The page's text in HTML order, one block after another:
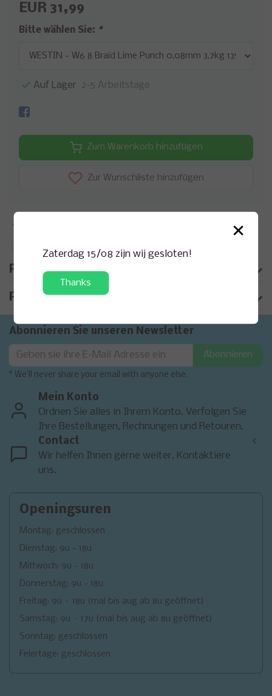
EUR 31,99
Bitte wählen Sie: *
Auf Lager 2-5 Arbeitstage
Zum Warenkorb hinzufügen
Zur Wunschliste hinzufügen
Anfrage zu diesem Produkt
Produktbeschreibung
Produktinformation
Abonnieren Sie unseren Newsletter
Abonnieren
* We'll never share your email with anyone else.
Mein Konto
Ordnen Sie alles in Ihrem Konto. Verfolgen Sie
Ihre Bestellungen, Rechnungen und Retouren.
Contact
Wir helfen Ihnen gerne weiter. Kontaktiere
uns.
<
Openingsuren
Montag: geschlossen
Dienstag: 9u - 18u
Mittwoch: 9u - 18u
Donnerstag: 9u - 18u
Freitag: 9u – 18u (mai bis aug ab 8u geöffnet)
Samstag: 9u – 17u (mai bis aug ab 8u geöffnet)
Sonntag: geschlossen
Feiertage: geschlossen
×
Zaterdag 15/08 zijn wij gesloten!
Thanks